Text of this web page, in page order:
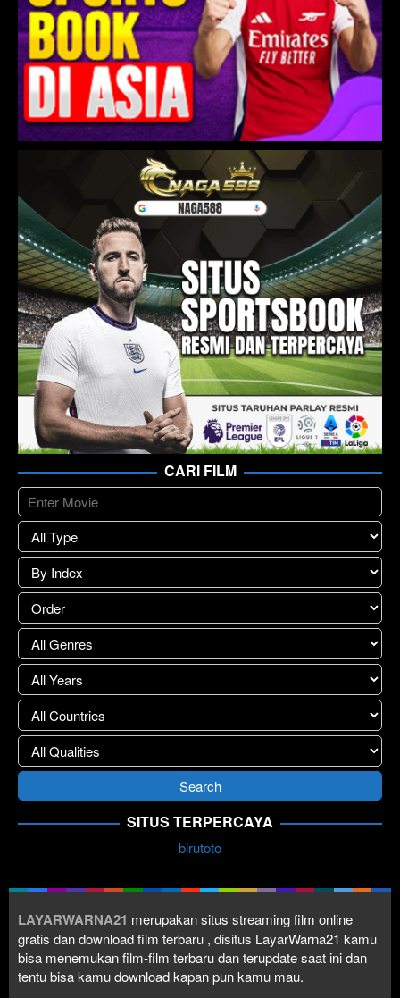
CARI FILM
SITUS TERPERCAYA
birutoto
LAYARWARNA21 merupakan situs streaming film online
gratis dan download film terbaru , disitus LayarWarna21 kamu
bisa menemukan film-film terbaru dan terupdate saat ini dan
tentu bisa kamu download kapan pun kamu mau.